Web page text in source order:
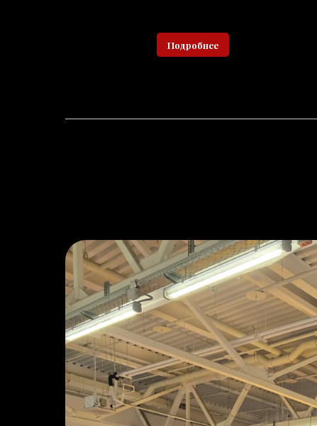
Подробнее